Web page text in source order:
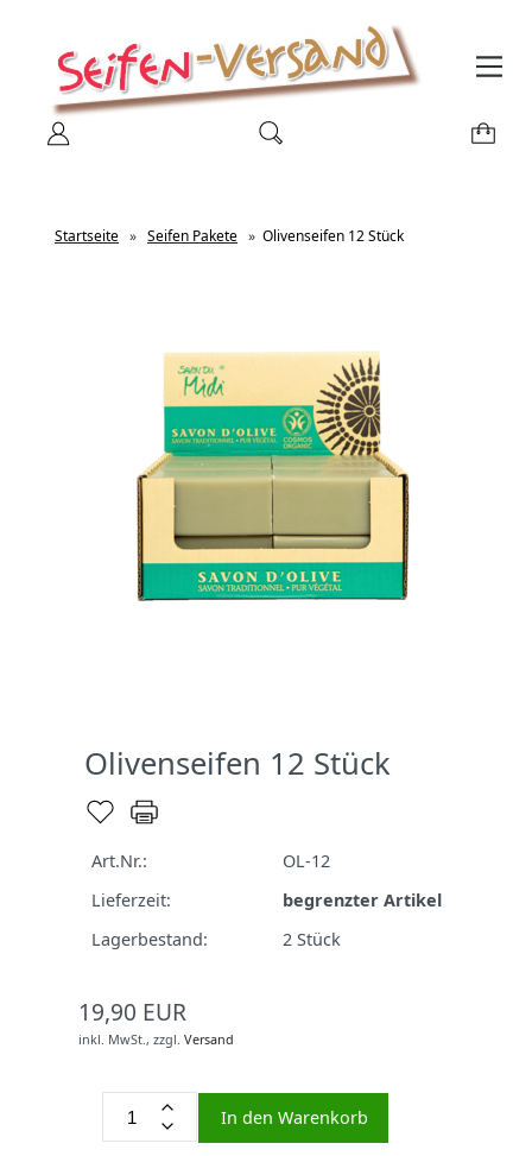
Startseite » Seifen Pakete » Olivenseifen 12 Stück
Olivenseifen 12 Stück
Art.Nr.:
OL-12
Lieferzeit:
begrenzter Artikel
Lagerbestand:
2 Stück
19,90 EUR
inkl. MwSt., zzgl. Versand
In den Warenkorb